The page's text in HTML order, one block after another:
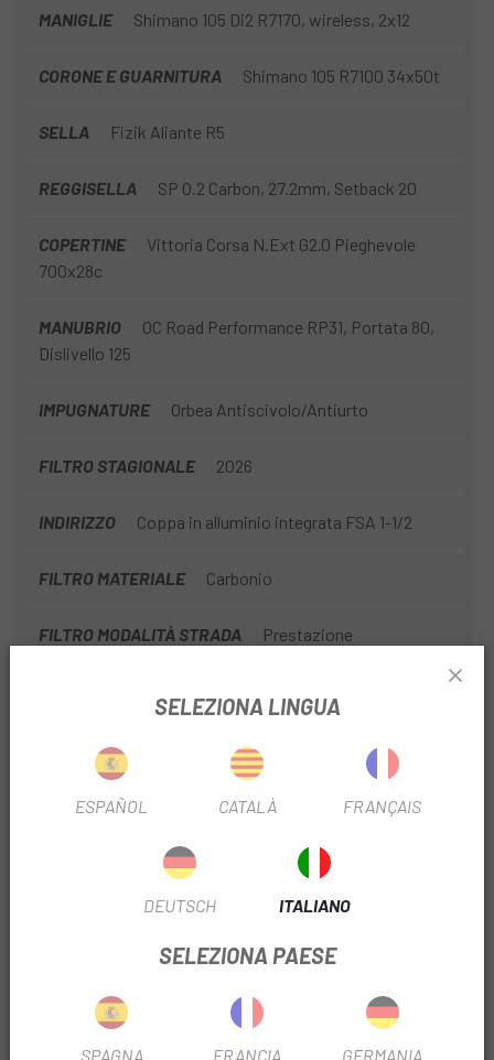
MANIGLIE Shimano 105 Di2 R7170, wireless, 2x12
CORONE E GUARNITURA Shimano 105 R7100 34x50t
SELLA Fizik Aliante R5
REGGISELLA SP 0.2 Carbon, 27.2mm, Setback 20
COPERTINE
Vittoria Corsa N.Ext G2.0 Pieghevole
700x28c
MANUBRIO
OC Road Performance RP31, Portata 80,
Dislivello 125
IMPUGNATURE Orbea Antiscivolo/Antiurto
FILTRO STAGIONALE 2026
INDIRIZZO Coppa in alluminio integrata FSA 1-1/2
FILTRO MATERIALE Carbonio
FILTRO MODALITÀ STRADA Prestazione
DIAMETRO DEL FILTRO 700
NO. PIGNONI DEL FILTRO 12V
FILTRO DI USCITA Sì
TIPO FILTRO DI TRASMISSIONE elettronica
N. PIASTRE FILTRANTI 2
LARGHEZZA BOCCOLA FILTRO
12x142 mm
SELEZIONA LINGUA
ESPAÑOL CATALÀ FRANÇAIS
DEUTSCH ITALIANO
SELEZIONA PAESE
SPAGNA FRANCIA GERMANIA